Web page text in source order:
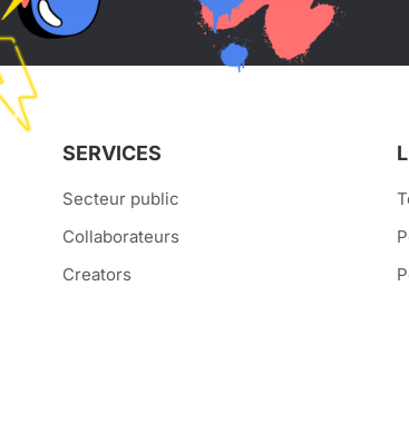
SERVICES
Secteur public
Collaborateurs
Creators